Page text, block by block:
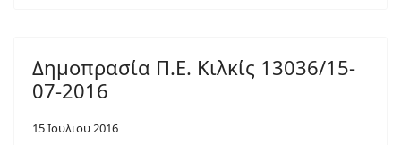
Δημοπρασία Π.Ε. Κιλκίς 13036/15-
07-2016
15 Ιουλιου 2016